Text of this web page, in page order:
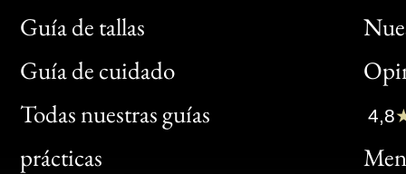
Guía de tallas
Guía de cuidado
Todas nuestras guías
prácticas
Bon
Clic
Bon
4,8